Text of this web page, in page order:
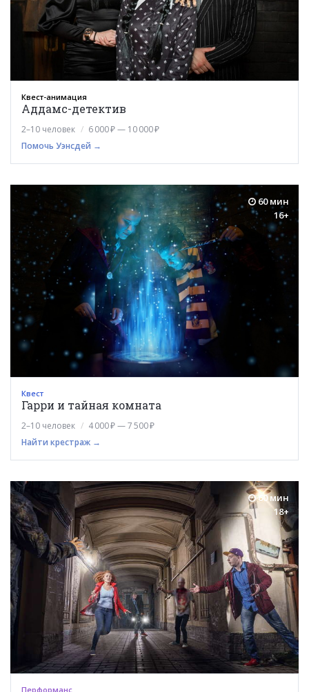
Квест-анимация
Аддамс-детектив
2–10 человек
6 000 ₽ — 10 000 ₽
Помочь Уэнсдей →
60 мин
16+
Квест
Гарри и тайная комната
2–10 человек
4 000 ₽ — 7 500 ₽
Найти крестраж →
60 мин
18+
Перформанс